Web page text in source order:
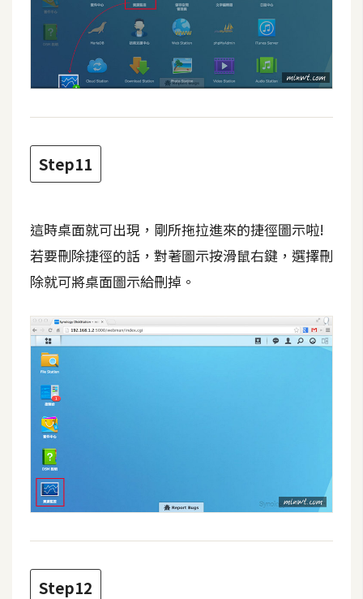
開
發
門
文
章
全
站
導
覽
合
作
提
案
Step11
這時桌面就可出現，剛所拖拉進來的捷徑圖示啦!
若要刪除捷徑的話，對著圖示按滑鼠右鍵，選擇刪
除就可將桌面圖示給刪掉。
Step12